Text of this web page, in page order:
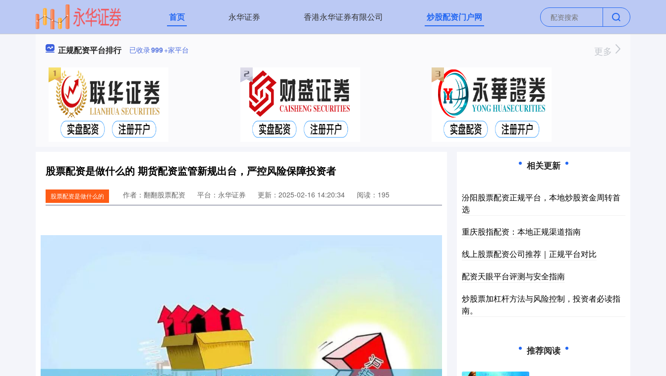
首页 永华证券 香港永华证券有限公司 炒股配资门户网
正规配资平台排行 已收录999+家平台 更多
股票配资是做什么的 期货配资监管新规出台，严控风险保障投资者
股票配资是做什么的 作者：翻翻股票配资 平台：永华证券 更新：2025-02-16 14:20:34 阅读：195
相关更新
汾阳股票配资正规平台，本地炒股资金周转首
选
重庆股指配资：本地正规渠道指南
线上股票配资公司推荐｜正规平台对比
配资天眼平台评测与安全指南
炒股票加杠杆方法与风险控制，投资者必读指
南。
推荐阅读